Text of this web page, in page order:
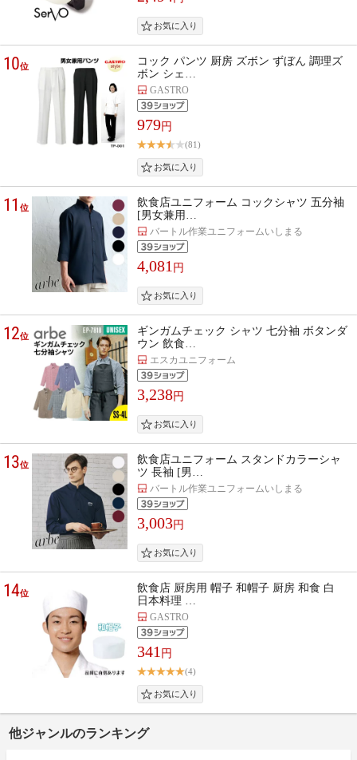
10位
コック パンツ 厨房 ズボン ずぼん 調理ズ
ボン シェ…
GASTRO
979円
(81)
11位
飲食店ユニフォーム コックシャツ 五分袖
[男女兼用…
バートル作業ユニフォームいしまる
4,081 円
12位
ギンガムチェック シャツ 七分袖 ボタンダ
ウン 飲食…
エスカユニフォーム
3,238円
13位
飲食店ユニフォーム スタンドカラーシャ
ツ 長袖 [男…
バートル作業ユニフォームいしまる
3,003円
14位
飲食店 厨房用 帽子 和帽子 厨房 和食 白
日本料理 …
GASTRO
341 円
(4)
他ジャンルのランキング